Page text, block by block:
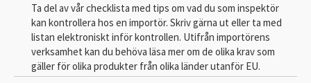
Ta del av vår checklista med tips om vad du som inspektör
kan kontrollera hos en importör. Skriv gärna ut eller ta med
listan elektroniskt inför kontrollen. Utifrån importörens
verksamhet kan du behöva läsa mer om de olika krav som
gäller för olika produkter från olika länder utanför EU.